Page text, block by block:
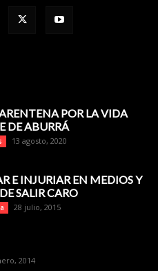
POR LA VIDA
DE ABURRÁ
13 agosto, 2020
E INJURIAR EN MEDIOS Y
SALIR CARO
28 julio, 2015
2014